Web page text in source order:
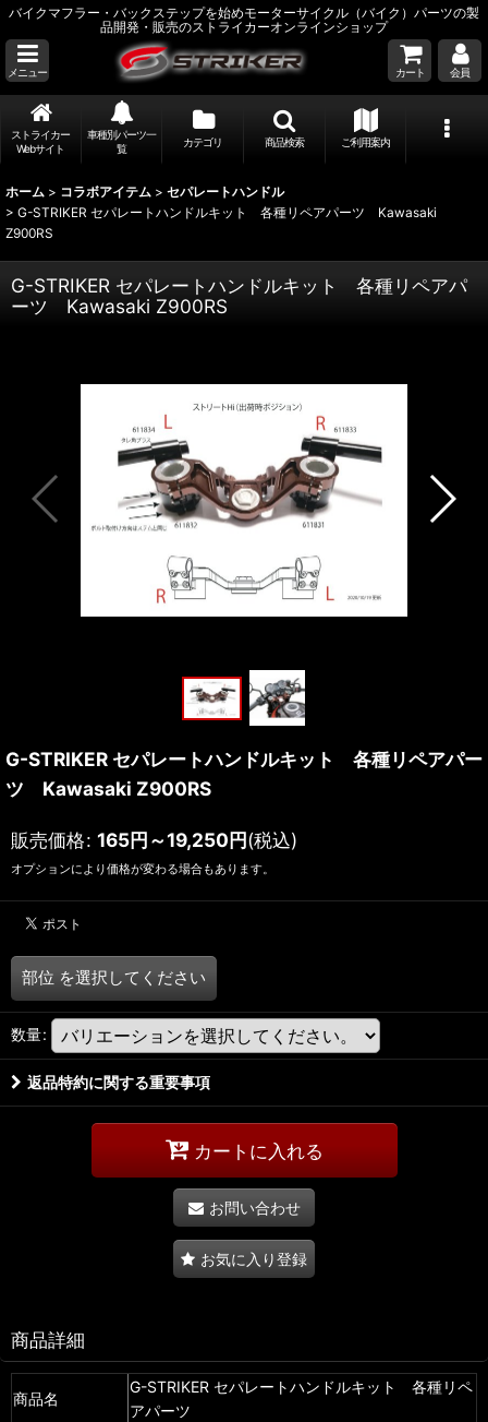
バイクマフラー・バックステップを始めモーターサイクル（バイク）パーツの製
品開発・販売のストライカーオンラインショップ
メニュー カート 会員
ストライカー
Webサイト
車種別パーツ一
覧
カテゴリ 商品検索 ご利用案内
ホーム > コラボアイテム > セパレートハンドル
> G-STRIKER セパレートハンドルキット 各種リペアパーツ Kawasaki
Z900RS
G-STRIKER セパレートハンドルキット 各種リペアパ
ーツ Kawasaki Z900RS
G-STRIKER セパレートハンドルキット 各種リペアパー
ツ Kawasaki Z900RS
販売価格: 165円～19,250円(税込)
オプションにより価格が変わる場合もあります。
部位 を選択してください
数量:
返品特約に関する重要事項
カートに入れる
お問い合わせ
お気に入り登録
商品詳細
商品名
G-STRIKER セパレートハンドルキット 各種リペ
アパーツ